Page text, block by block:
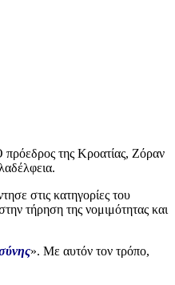
πρόεδρος της Κροατίας, Ζόραν
στις κατηγορίες του
τήρηση της νομιμότητας και
». Με αυτόν τον τρόπο,